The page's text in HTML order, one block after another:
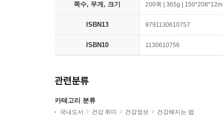
쪽수, 무게, 크기 200쪽 | 365g |
ISBN13 9791130610757
ISBN10 1130610756
관련분류
카테고리 분류
국내도서 건강 취미 건강정보
건강해지는 법